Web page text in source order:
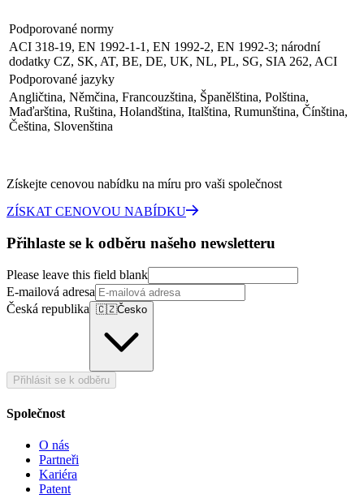
Podporované normy
ACI 318-19, EN 1992-1-1, EN 1992-2, EN 1992-3; národní
dodatky CZ, SK, AT, BE, DE, UK, NL, PL, SG, SIA 262, ACI
Podporované jazyky
Angličtina, Němčina, Francouzština, Španělština, Polština,
Maďarština, Ruština, Holandština, Italština, Rumunština, Čínština,
Čeština, Slovenština
Získejte cenovou nabídku na míru pro vaši společnost
ZÍSKAT CENOVOU NABÍDKU
Přihlaste se k odběru našeho newsletteru
Please leave this field blank
E-mailová adresa
Česká republika 🇨🇿Česko
Přihlásit se k odběru
Společnost
O nás
Partneři
Kariéra
Patent